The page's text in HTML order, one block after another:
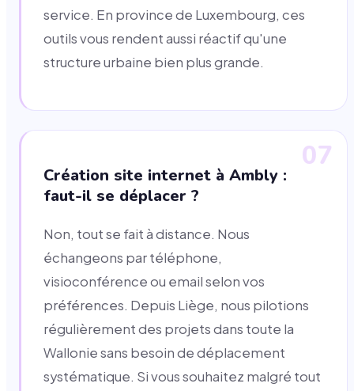
service. En province de Luxembourg, ces
outils vous rendent aussi réactif qu'une
structure urbaine bien plus grande.
07
Création site internet à Ambly :
faut-il se déplacer ?
Non, tout se fait à distance. Nous
échangeons par téléphone,
visioconférence ou email selon vos
préférences. Depuis Liège, nous pilotions
régulièrement des projets dans toute la
Wallonie sans besoin de déplacement
systématique. Si vous souhaitez malgré tout